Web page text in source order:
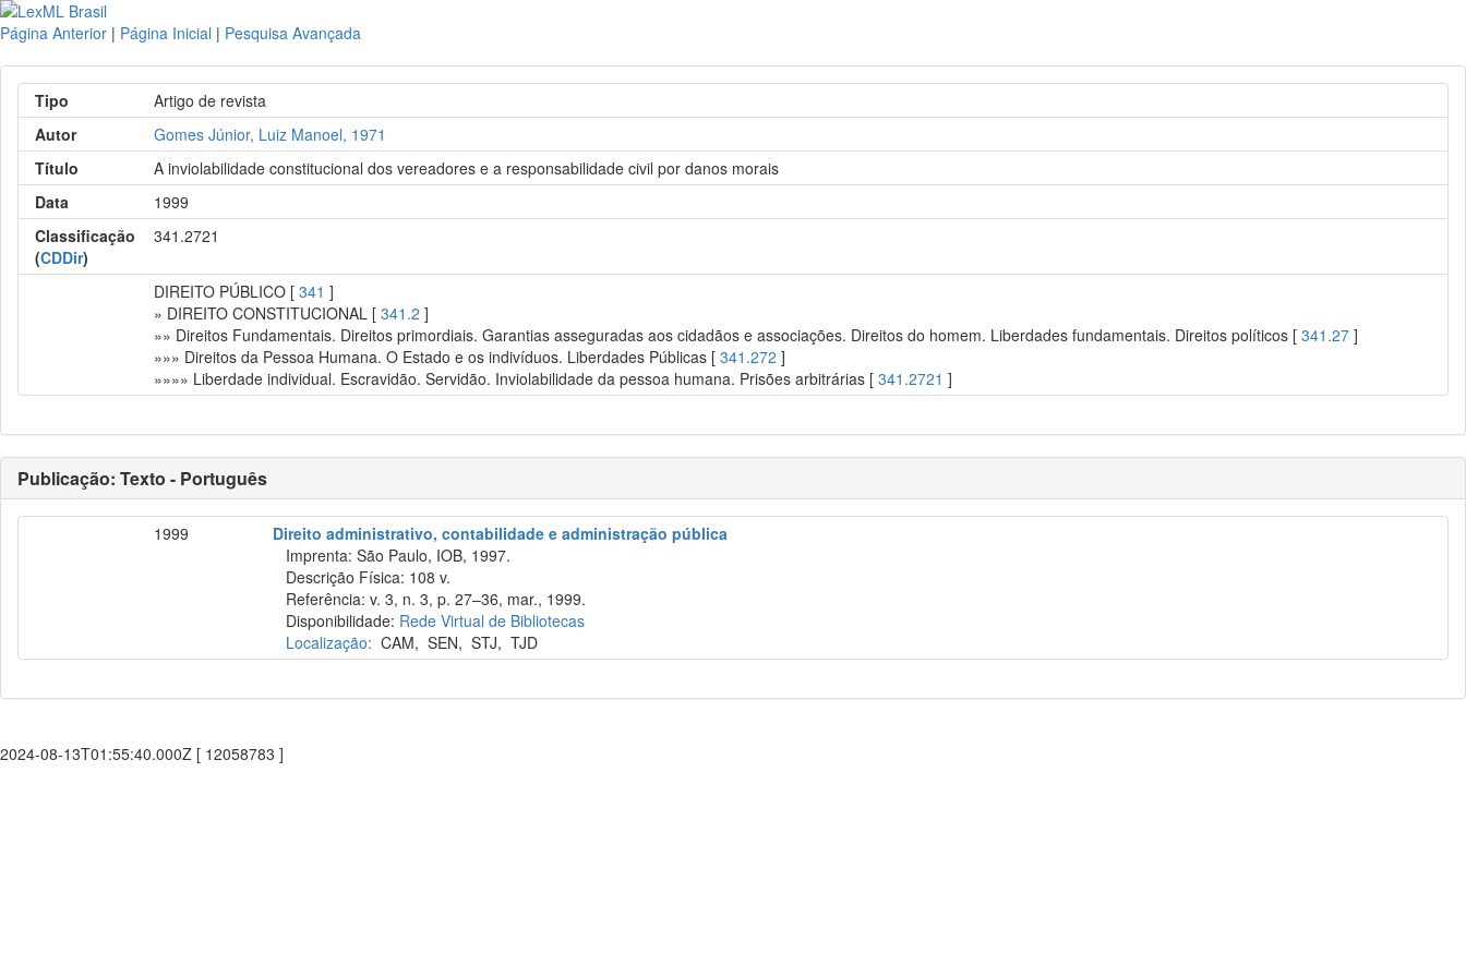
Página Anterior | Página Inicial | Pesquisa Avançada
Tipo
Artigo de revista
Autor
Gomes Júnior, Luiz Manoel, 1971
Título
A inviolabilidade constitucional dos vereadores e a responsabilidade civil por danos morais
Data
1999
Classificação
(CDDir)
341.2721
DIREITO PÚBLICO [341 ]
» DIREITO CONSTITUCIONAL [341.2 ]
»» Direitos Fundamentais. Direitos primordiais. Garantias asseguradas aos cidadãos e associações. Direitos do homem. Liberdades fundamentais. Direitos políticos [341.27 ]
»»» Direitos da Pessoa Humana. O Estado e os indivíduos. Liberdades Públicas [341.272 ]
»»»» Liberdade individual. Escravidão. Servidão. Inviolabilidade da pessoa humana. Prisões arbitrárias [341.2721 ]
Publicação: Texto - Português
1999
Direito administrativo, contabilidade e administração pública
Imprenta: São Paulo, IOB, 1997.
Descrição Física: 108 v.
Referência: v. 3, n. 3, p. 27–36, mar., 1999.
Disponibilidade: Rede Virtual de Bibliotecas
Localização: CAM,SEN,STJ,TJD
2024-08-13T01:55:40.000Z [ 12058783 ]